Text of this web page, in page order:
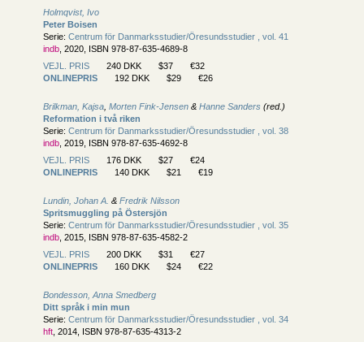
Holmqvist, Ivo
Peter Boisen
Serie: Centrum för Danmarksstudier/Öresundsstudier , vol. 41
indb , 2020, ISBN 978-87-635-4689-8
VEJL. PRIS
240 DKK $37
€32
ONLINEPRIS
192 DKK $29 €26
Brilkman, Kajsa Morten Fink-Jensen & Hanne Sanders (red.)
Reformation i två riken
Serie: Centrum för Danmarksstudier/Öresundsstudier , vol. 38
indb , 2019, ISBN 978-87-635-4692-8
VEJL. PRIS
176 DKK $27
€24
ONLINEPRIS
140 DKK $21 €19
Lundin, Johan A. & Fredrik Nilsson
Spritsmuggling på Östersjön
Serie: Centrum för Danmarksstudier/Öresundsstudier , vol. 35
indb , 2015, ISBN 978-87-635-4582-2
VEJL. PRIS
200 DKK $31
€27
ONLINEPRIS
160 DKK $24 €22
Bondesson, Anna Smedberg
Ditt språk i min mun
Serie: Centrum för Danmarksstudier/Öresundsstudier , vol. 34
hft , 2014, ISBN 978-87-635-4313-2